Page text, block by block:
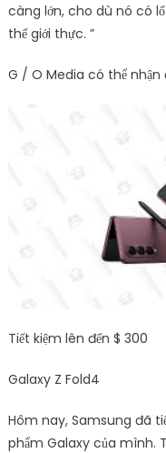
càng lớn, cho dù nó có
thế giới thực. ”
G / O Media có thể nhận
Tiết kiệm lên đến $ 300
Galaxy Z Fold4
Hôm nay, Samsung đã
phẩm Galaxy của mình.